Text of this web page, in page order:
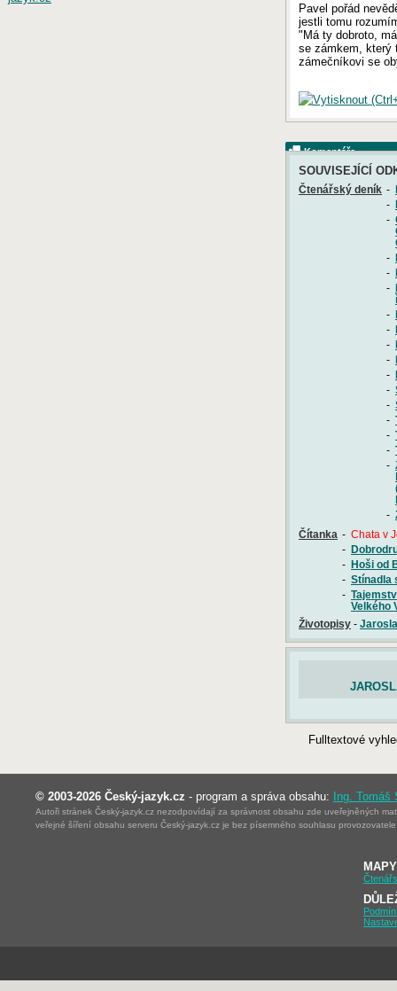
Pavel pořád
jestli tomu
"Má ty dobroto,
se zámkem, který
zámečníkovi se
Komentáře
SOUVISEJÍCÍ
Čtenářský deník -
-
-
-
-
-
-
-
-
-
-
-
-
-
-
-
-
-
Čítanka - Chata v
-
-
Hoši od
- Stínadla
-
Velkého
Životopisy -
Fulltextové
© 2003-2026 Český-jazyk.cz - program a správa obsahu: Ing. Tomáš
Autoři stránek Český-jazyk.cz nezodpovídají za správnost obsahu zde uveřejněných
veřejné šíření obsahu serveru Český-jazyk.cz je bez písemného souhlasu